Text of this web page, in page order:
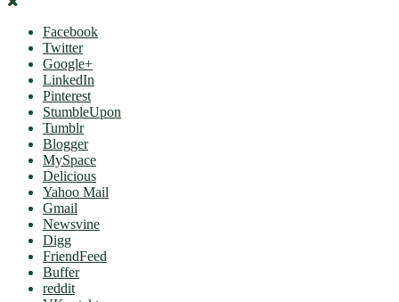
Facebook
Twitter
Google+
LinkedIn
Pinterest
StumbleUpon
Tumblr
Blogger
MySpace
Delicious
Yahoo Mail
Gmail
Newsvine
Digg
FriendFeed
Buffer
reddit